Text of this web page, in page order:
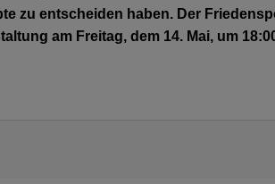
zu entscheiden haben. Der
am Freitag, dem 14. Mai, um